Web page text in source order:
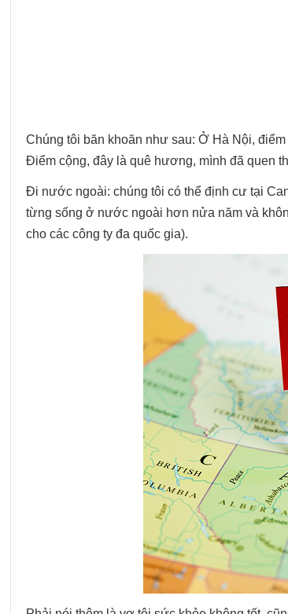
Chúng tôi băn khoăn như sau: Ở Hà Nội,
Điểm cộng, đây là quê hương, mình đã quen
Đi nước ngoài: chúng tôi có thể định cư tại
từng sống ở nước ngoài hơn nửa năm và
cho các công ty đa quốc gia).